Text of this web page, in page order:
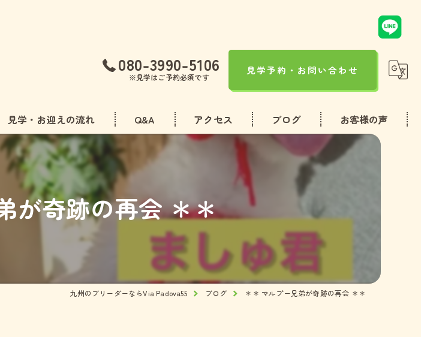
080-3990-5106
※見学はご予約必須です
見学予約・お問い合わせ
見学・お迎えの流れ Q&A アクセス ブログ お客様の声
が奇跡の再会 ＊＊
九州のブリーダーならVia Padova55 ブログ ＊＊ マルプー兄弟が奇跡の再会 ＊＊